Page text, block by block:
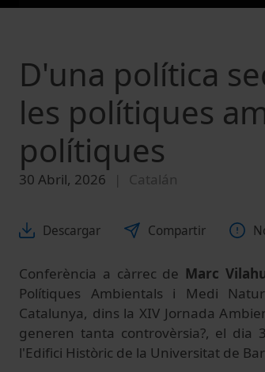
D'una política
les polítiques
polítiques
30 Abril, 2026 Catalán
Descargar Compartir
Conferència a càrrec de Marc
Polítiques Ambientals i Medi
Catalunya, dins la XIV Jornada
generen tanta controvèrsia?, el dia
l'Edifici Històric de la Universitat de